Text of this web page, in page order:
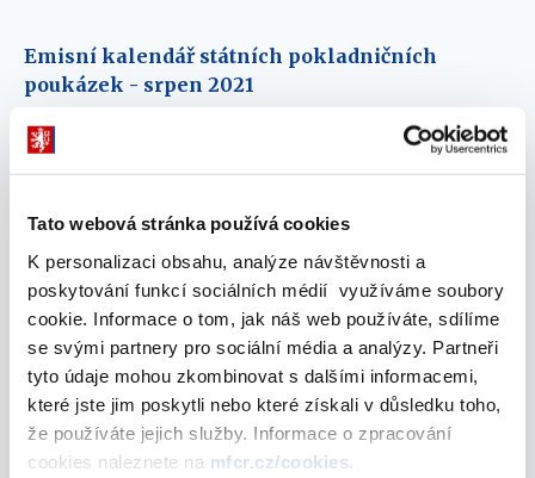
Tato webová stránka používá cookies
K personalizaci obsahu, analýze návštěvnosti a
poskytování funkcí sociálních médií využíváme soubory
cookie. Informace o tom, jak náš web používáte, sdílíme
se svými partnery pro sociální média a analýzy. Partneři
tyto údaje mohou zkombinovat s dalšími informacemi,
které jste jim poskytli nebo které získali v důsledku toho,
že používáte jejich služby. Informace o zpracování
cookies naleznete na mfcr.cz/cookies
Emisní kalendář státních pokladničních
poukázek - srpen 2021
Emisní kalendář státních pokladničních
poukázek - červenec 2021
30. června 2021
květen 2021